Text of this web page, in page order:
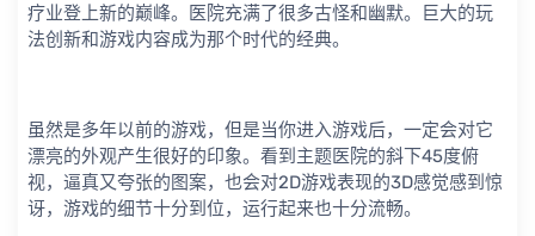
疗业登上新的巅峰。医院充满了很多古怪和幽默。巨大的玩
法创新和游戏内容成为那个时代的经典。
虽然是多年以前的游戏，但是当你进入游戏后，一定会对它
漂亮的外观产生很好的印象。看到主题医院的斜下45度俯
视，逼真又夸张的图案，也会对2D游戏表现的3D感觉感到惊
讶，游戏的细节十分到位，运行起来也十分流畅。